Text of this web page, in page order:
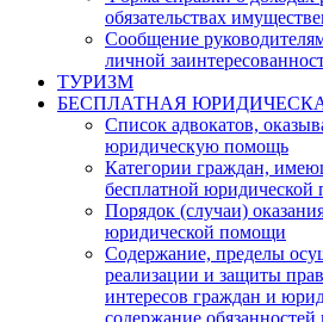
обязательствах
Сообщение
личной
ТУРИЗМ
БЕСПЛАТНАЯ
Список адвокатов,
юридическую помощь
Категории граждан,
бесплатной
Порядок (случаи)
юридической помощи
Содержание, пределы
реализации и защиты
интересов граждан и